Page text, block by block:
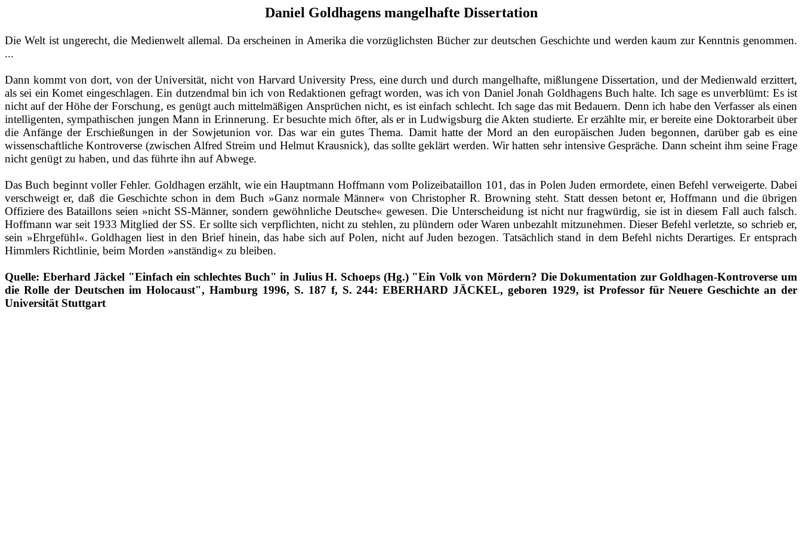
Daniel Goldhagens mangelhafte Dissertation
Die Welt ist ungerecht, die Medienwelt allemal. Da erscheinen in Amerika die vorzüglichsten Bücher zur deutschen Geschichte und werden kaum zur Kenntnis genommen.
...
Dann kommt von dort, von der Universität, nicht von Harvard University Press, eine durch und durch mangelhafte,mißlungene Dissertation, und der Medienwald erzittert,
als sei ein Komet eingeschlagen. Ein dutzendmal bin ich von Redaktionen gefragt worden, was ich von Daniel Jonah Goldhagens Buch halte. Ich sage es unverblümt: Es ist
nicht auf der Höhe der Forschung, es genügt auch mittelmäßigen Ansprüchen nicht, es ist einfach schlecht. Ich sage das mit Bedauern. Denn ich habe den Verfasser als einen
intelligenten, sympathischen jungen Mann in Erinnerung. Er besuchte mich öfter, als er in Ludwigsburg die Akten studierte. Er erzählte mir, er bereite eine Doktorarbeit über
die Anfänge der Erschießungen in der Sowjetunion vor. Das war ein gutes Thema. Damit hatte der Mord an den europäischen Juden begonnen, darüber gab es eine
wissenschaftliche Kontroverse (zwischen Alfred Streim und HelmutKrausnick), das sollte geklärt werden. Wir hatten sehr intensive Gespräche. Dann scheint ihm seine Frage
nicht genügt zu haben, und das führte ihn auf Abwege.
Das Buch beginnt voller Fehler. Goldhagen erzählt, wie ein Hauptmann Hoffmann vom Polizeibataillon 101, das in Polen Juden ermordete, einen Befehl verweigerte. Dabei
verschweigt er, daß die Geschichte schon in dem Buch »Ganz normale Männer« von Christopher R. Browning steht. Statt dessen betont er, Hoffmann und die übrigen
Offiziere des Bataillons seien »nicht SS‑Männer, sondern gewöhnliche Deutsche« gewesen. Die Unterscheidung ist nicht nur fragwürdig, sie ist in diesem Fall auch falsch.
Hoffmann war seit 1933 Mitglied der SS. Er sollte sich verpflichten, nicht zu stehlen, zu plündern oder Waren unbezahlt mitzunehmen. Dieser Befehl verletzte, so schrieb er,
sein »Ehrgefühl«. Goldhagen liest in den Brief hinein, das habe sich auf Polen, nicht auf Juden bezogen. Tatsächlich stand in dem Befehl nichts Derartiges. Er entsprach
Himmlers Richtlinie, beim Morden »anständig« zu bleiben.
Quelle: Eberhard Jäckel "Einfach ein schlechtes Buch" in Julius H. Schoeps (Hg.) "Ein Volk von Mördern? Die Dokumentation zur Goldhagen-Kontroverse um
die Rolle der Deutschen im Holocaust", Hamburg 1996, S. 187 f, S. 244: EBERHARD JÄCKEL, geboren 1929, ist Professor für Neuere Geschichte an der
Universität Stuttgart